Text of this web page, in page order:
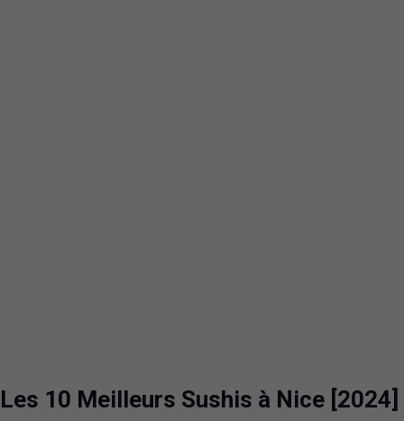
Les 10 Meilleurs Sushis à Nice [2024]